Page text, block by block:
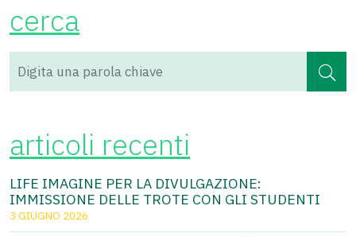
cerca
articoli recenti
LIFE IMAGINE PER LA DIVULGAZIONE:
IMMISSIONE DELLE TROTE CON GLI STUDENTI
3 GIUGNO 2026